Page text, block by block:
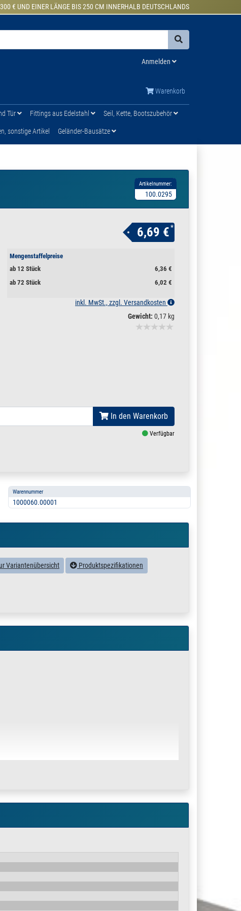
€ UND EINER LÄNGE BIS 250 CM INNERHALB DEUTSCHLANDS
Anmelden
Warenkorb
Tür Fittings aus Edelstahl Seil, Kette, Bootszubehör
sonstige Artikel Geländer-Bausätze
Artikelnummer:
100.0295
6,69 €*
Mengenstaffelpreise
ab 12 Stück
6,36 €
ab 72 Stück
6,02 €
inkl. MwSt., zzgl. Versandkosten
Gewicht: 0,17 kg
In den Warenkorb
Verfügbar
Warennummer
1000060.00001
Variantenübersicht Produktspezifikationen